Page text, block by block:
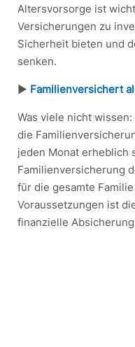
Altersvorsorge ist
Versicherungen zu
Sicherheit bieten und
senken.
▶︎ Familienversichert
Was viele nicht
die
jeden Monat erheblich
Familienversicherung
für die gesamte
Voraussetzungen ist
finanzielle